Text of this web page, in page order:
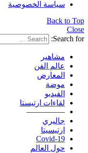
سياسة الخصوصية
Back to Top
Close
Search for:
مشاهير
عالم الفن
المعارض
موضة
الفيديو
لقاءات ارتيستا
—————
جاليري
ارتيسيتا
Covid-19
حول العالم